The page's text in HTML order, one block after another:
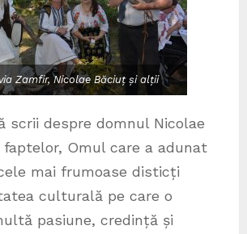
Zamfir, Nicolae Băciuț și alții
scrii despre domnul Nicolae
faptelor, Omul care a adunat
mai frumoase disticți
culturală pe care o
pasiune, credință și